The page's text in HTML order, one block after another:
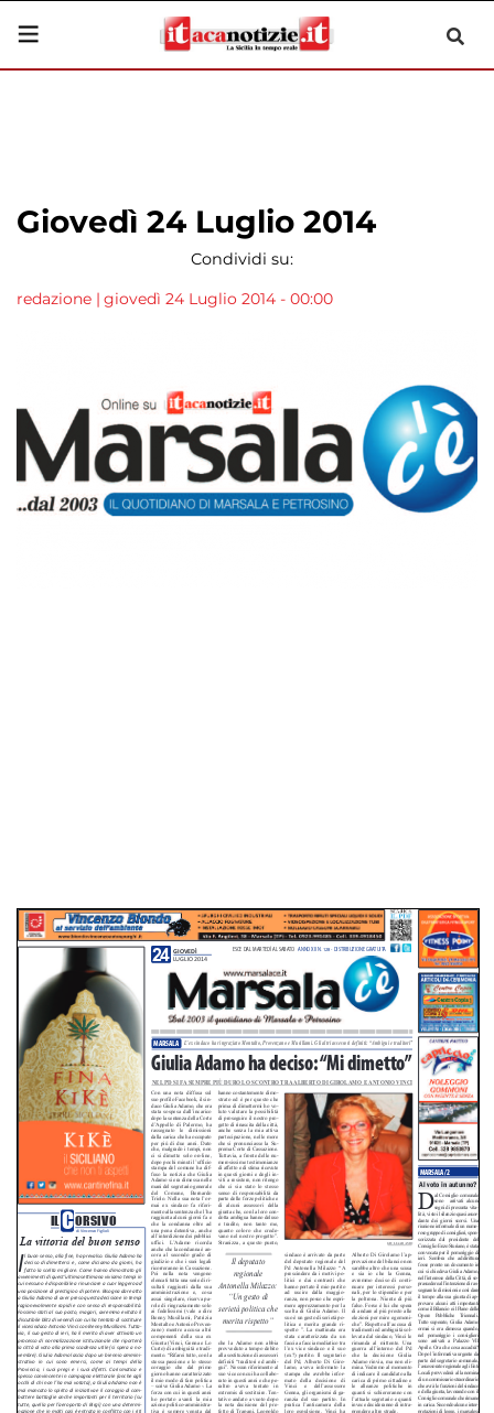
Giovedì 24 Luglio 2014
Condividi su:
redazione | giovedì 24 Luglio 2014 - 00:00